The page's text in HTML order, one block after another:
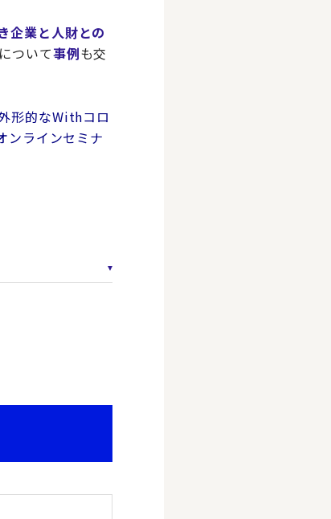
企業と人財との
について事例も交
形的なWithコロ
ンラインセミナ